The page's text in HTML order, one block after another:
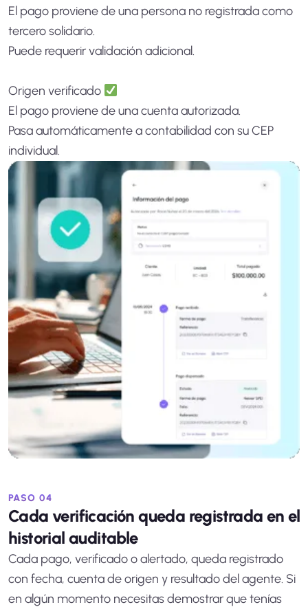
El pago proviene de una persona no registrada como
tercero solidario.
Puede requerir validación adicional.
Origen verificado
El pago proviene de una cuenta autorizada.
Pasa automáticamente a contabilidad con su CEP
individual.
PASO 04
Cada verificación queda registrada en el
historial auditable
Cada pago, verificado o alertado, queda registrado
con fecha, cuenta de origen y resultado del agente. Si
en algún momento necesitas demostrar que tenías